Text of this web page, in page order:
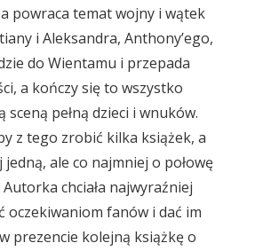
powraca temat wojny i wątek
i Aleksandra, Anthony’ego,
do Wientamu i przepada
a kończy się to wszystko
sceną pełną dzieci i wnuków.
z tego zrobić kilka książek, a
jedną, ale co najmniej o połowę
chciała najwyraźniej
oczekiwaniom fanów i dać im
prezencie kolejną książkę o